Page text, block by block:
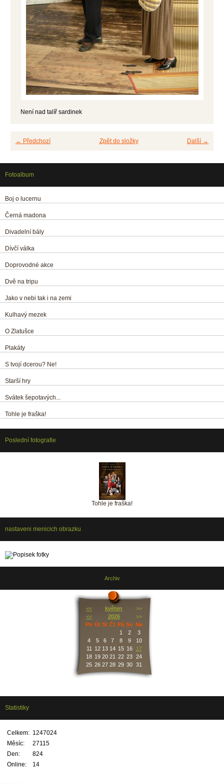
Není nad talíř sardinek
← Předchozí Další →
Zpět do složky
Fotoalbum
Boj o lucernu
Černá madona
Divadelní bály
Dívčí válka
Doprovodné akce
Dvě na tripu
Jako v nebi tak i na zemi
Kulhavý mezek
O Zlatušce
Plakáty
S tvojí dcerou? Ne!
Starší hry
Svátek šepotavých...
Tohle je fraška!
Poslední fotografie
Tohle je fraška!
nastaveni menicich obrazku
Archiv
<< květen
>>
<<
2026
>>
Po Út St Čt Pá So Ne
1
2
3
4
5 6 7 8 9
10
11
12 13 14 15 16
17
18 19 20 21 22 23 24
25 26 27 28 29 30 31
Statistiky
Online: 14
Celkem: 1247024
Měsíc:
27115
Den:
824